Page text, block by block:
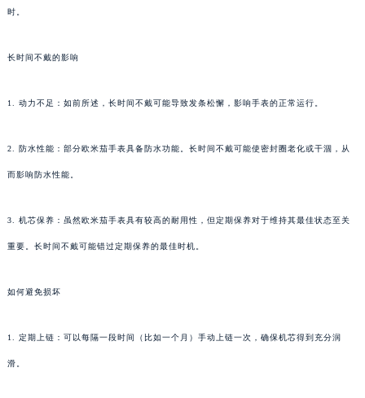
时。
长时间不戴的影响
1. 动力不足：如前所述，长时间不戴可能导致发条松懈，影响手表的正常运行。
2. 防水性能：部分欧米茄手表具备防水功能。长时间不戴可能使密封圈老化或干涸，从
而影响防水性能。
3. 机芯保养：虽然欧米茄手表具有较高的耐用性，但定期保养对于维持其最佳状态至关
重要。长时间不戴可能错过定期保养的最佳时机。
如何避免损坏
1. 定期上链：可以每隔一段时间（比如一个月）手动上链一次，确保机芯得到充分润
滑。